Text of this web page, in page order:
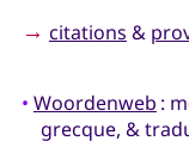
→ citations &
• Woordenweb :
grecque, &